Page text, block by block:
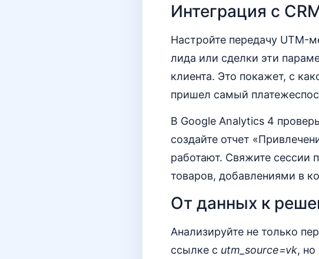
Интеграция с
Настройте передачу UTM-
лида или сделки эти
клиента. Это покажет, с
пришел самый
В Google Analytics 4
создайте отчет
работают. Свяжите сессии
товаров, добавлениями в
От данных к
Анализируйте не только
ссылке с utm_source=vk, но